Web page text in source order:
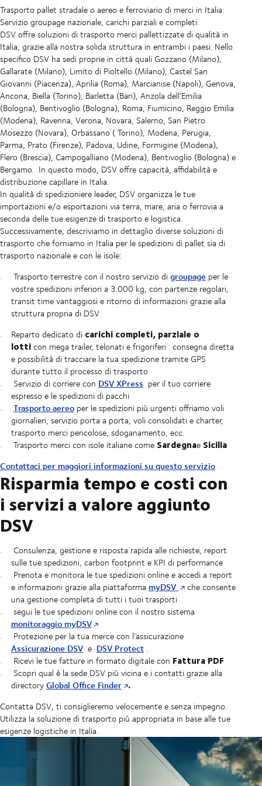
Trasporto pallet stradale o aereo e ferroviario di merci in Italia.
Servizio groupage nazionale, carichi parziali e completi.
DSV offre soluzioni di trasporto merci pallettizzate di qualità in
Italia, grazie alla nostra solida struttura in entrambi i paesi. Nello
specifico DSV ha sedi proprie in città quali Gozzano (Milano),
Gallarate (Milano), Limito di Pioltello (Milano), Castel San
Giovanni (Piacenza), Aprilia (Roma), Marcianise (Napoli), Genova,
Ancona, Biella (Torino), Barletta (Bari), Anzola dell'Emilia
(Bologna), Bentivoglio (Bologna), Roma, Fiumicino, Reggio Emilia
(Modena), Ravenna, Verona, Novara, Salerno, San Pietro
Mosezzo (Novara), Orbassano ( Torino), Modena, Perugia,
Parma, Prato (Firenze), Padova, Udine, Formigine (Modena),
Flero (Brescia), Campogalliano (Modena), Bentivoglio (Bologna) e
Bergamo. In questo modo, DSV offre capacità, affidabilità e
distribuzione capillare in Italia.
In qualità di spedizioniere leader, DSV organizza le tue
importazioni e/o esportazioni via terra, mare, aria o ferrovia a
seconda delle tue esigenze di trasporto e logistica.
Successivamente, descriviamo in dettaglio diverse soluzioni di
trasporto che forniamo in Italia per le spedizioni di pallet sia di
trasporto nazionale e con le isole:
Trasporto terrestre con il nostro servizio di groupage per le
vostre spedizioni inferiori a 3.000 kg, con partenze regolari,
transit time vantaggiosi e ritorno di informazioni grazie alla
struttura propria di DSV
Reparto dedicato di carichi completi, parziale o
lotticon mega trailer, telonati e frigoriferi : consegna diretta
e possibilità di tracciare la tua spedizione tramite GPS
durante tutto il processo di trasporto
Servizio di corriere con DSV XPress per il tuo corriere
espresso e le spedizioni di pacchi
Trasporto aereo per le spedizioni più urgenti offriamo voli
giornalieri, servizio porta a porta, voli consolidati e charter,
trasporto merci pericolose, sdoganamento, ecc.
Trasporto merci con isole italiane comeSardegnaeSicilia
Contattaci per maggiori informazioni su questo servizio
Risparmia tempo e costi con
i servizi a valore aggiunto
DSV
Consulenza, gestione e risposta rapida alle richieste, report
sulle tue spedizioni, carbon footprint e KPI di performance
Prenota e monitora le tue spedizioni online e accedi a report
e informazioni grazie alla piattaforma myDSV
che consente
una gestione completa di tutti i tuoi trasporti
segui le tue spedizioni online con il nostro sistema
monitoraggio myDSV
Protezione per la tua merce con l'assicurazione
Assicurazione DSV e DSV Protect .
Ricevi le tue fatture in formato digitale con Fattura PDF
Scopri qual è la sede DSV più vicina e i contatti grazie alla
directoryGlobal Office Finder .
Contatta DSV, ti consiglieremo velocemente e senza impegno.
Utilizza la soluzione di trasporto più appropriata in base alle tue
esigenze logistiche in Italia.